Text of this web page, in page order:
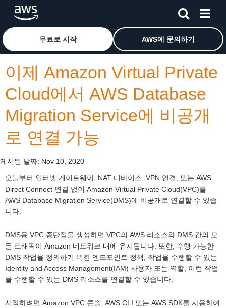
메인 콘텐츠로 건너뛰기Amazon Web Services 홈 페이지로 돌아가려면 여기를 클
무료로 시작 AWS에 문의하기
이제 Amazon Virtual Private
Cloud에서 AWS Database
Migration Service에 비공개
로 연결 가능
게시된 날짜: Nov 10, 2020
오늘부터 인터넷 게이트웨이, NAT 디바이스, VPN 연결, 또는 AWS
Direct Connect 연결 없이 Amazon Virtual Private Cloud(VPC)를
AWS Database Migration Service(DMS)에 비공개로 연결할 수 있습
니다.
DMS용 VPC 종단점을 생성하면 VPC의 AWS 리소스와 DMS 간의 모
든 트래픽이 Amazon 네트워크 내에 유지됩니다. 또한, 수행 가능한
DMS 작업을 정의하기 위한 엔드포인트 정책, 작업을 수행할 수 있는
Identity and Access Management(IAM) 사용자 또는 역할, 이런 작업
을 수행할 수 있는 DMS 리소스를 연결할 수 있습니다.
시작하려면 Amazon VPC 콘솔, AWS CLI 또는 AWS SDK를 사용하여